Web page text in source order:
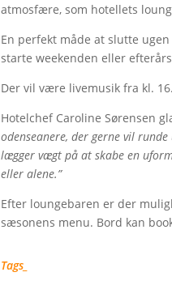
atmosfære, som hotellets
En perfekt måde at slutte
starte weekenden eller
Der vil være livemusik fra kl.
Hotelchef Caroline Sørensen
odenseanere, der gerne vil
lægger vægt på at skabe en
eller alene.”
Efter loungebaren er der
sæsonens menu. Bord kan
Tags_